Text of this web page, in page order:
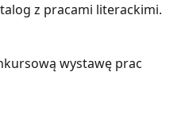
z pracami literackimi.
wystawę prac